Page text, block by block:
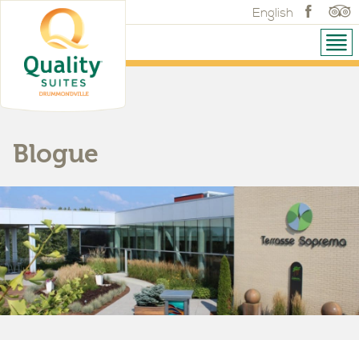
English
Blogue